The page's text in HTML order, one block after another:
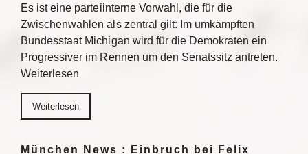
Es ist eine parteiinterne Vorwahl, die für die
Zwischenwahlen als zentral gilt: Im umkämpften
Bundesstaat Michigan wird für die Demokraten ein
Progressiver im Rennen um den Senatssitz antreten.
Weiterlesen
Weiterlesen
München News : Einbruch bei Felix